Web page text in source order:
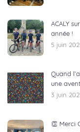
ACALY
année !
5 juin
Quand
une
3 juin
👏 Merci